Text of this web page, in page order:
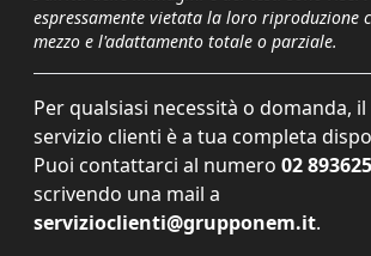
espressamente vietata la loro riproduzione
mezzo e l'adattamento totale o parziale.
Per qualsiasi necessità o domanda,
servizio clienti è a tua completa
Puoi contattarci al numero 02
scrivendo una mail a
servizioclienti@grupponem.it.